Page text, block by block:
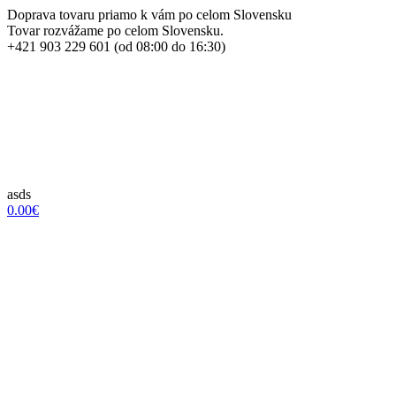
Doprava tovaru priamo k vám po celom Slovensku
Tovar rozvážame po celom Slovensku.
+421 903 229 601 (od 08:00 do 16:30)
asds
0.00€